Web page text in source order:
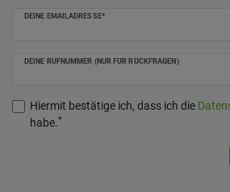
DEINE EMAILADRESSE*
DEINE RUFNUMMER (NUR FÜR RÜCKFRAGEN)
Hiermit bestätige ich, dass ich die
habe.*